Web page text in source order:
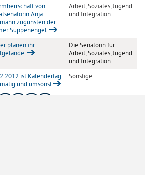
von
Anja
zugunsten der
Suppenengel
Arbeit, Soziales, Jugend
und Integration
planen ihr
Die Senatorin für
Arbeit, Soziales, Jugend
und Integration
ist Kalendertag
und umsonst
Sonstige